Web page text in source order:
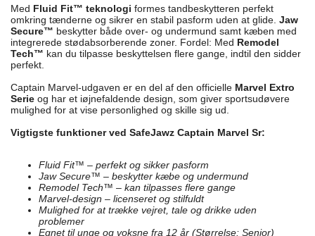
Med Fluid Fit™ teknologi formes tandbeskytteren perfekt
omkring tænderne og sikrer en stabil pasform uden at glide. Jaw
Secure™ beskytter både over- og undermund samt kæben med
integrerede stødabsorberende zoner. Fordel: Med Remodel
Tech™ kan du tilpasse beskyttelsen flere gange, indtil den sidder
perfekt.
Captain Marvel-udgaven er en del af den officielle Marvel Extro
Serie og har et iøjnefaldende design, som giver sportsudøvere
mulighed for at vise personlighed og skille sig ud.
Vigtigste funktioner ved SafeJawz Captain Marvel Sr:
Fluid Fit™ – perfekt og sikker pasform
Jaw Secure™ – beskytter kæbe og undermund
Remodel Tech™ – kan tilpasses flere gange
Marvel-design – licenseret og stilfuldt
Mulighed for at trække vejret, tale og drikke uden
problemer
Egnet til unge og voksne fra 12 år (Størrelse: Senior)